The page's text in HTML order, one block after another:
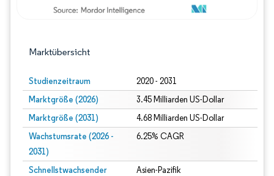
Marktübersicht
Studienzeitraum 2020 - 2031
Marktgröße (2026) 3.45 Milliarden US-Dollar
Marktgröße (2031) 4.68 Milliarden US-Dollar
Wachstumsrate (2026 -
2031)
6.25% CAGR
Schnellstwachsender
Asien-Pazifik